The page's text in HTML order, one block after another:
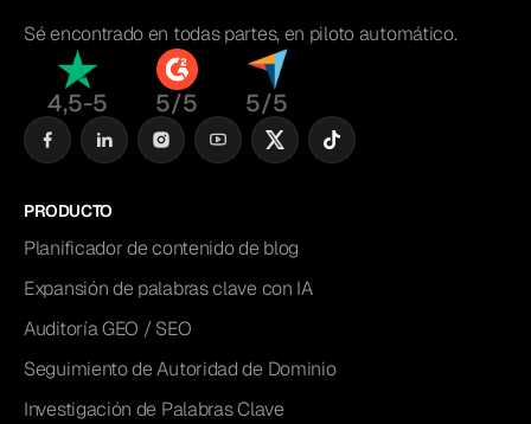
Sé encontrado en todas partes, en piloto automático.
4,5-5 5/5 5/5
PRODUCTO
Planificador de contenido de blog
Expansión de palabras clave con IA
Auditoría GEO / SEO
Seguimiento de Autoridad de Dominio
Investigación de Palabras Clave